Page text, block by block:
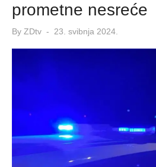
prometne nesreće
By ZDtv
Posted
23. svibnja 2024.